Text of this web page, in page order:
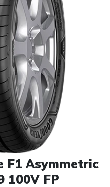
F1 Asymmetric
100V FP